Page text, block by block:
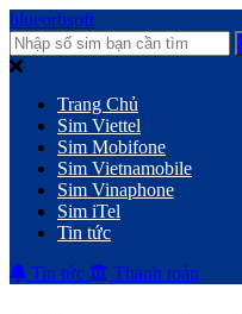
blueorbsoft
Trang Chủ
Sim Viettel
Sim Mobifone
Sim Vietnamobile
Sim Vinaphone
Sim iTel
Tin tức
Tin tức
Thanh toán